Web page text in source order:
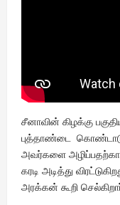
சீனாவின் கிழக்கு
புத்தாண்டை
அவர்களை
கரடி அடித்து
அரக்கன் கூறி